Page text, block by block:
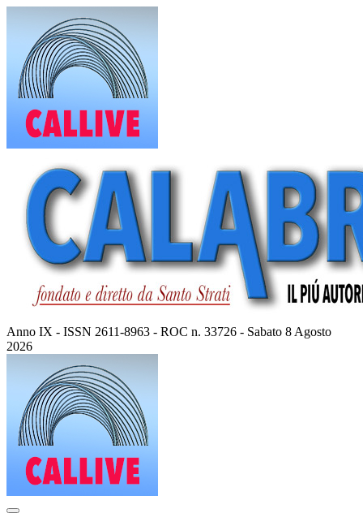
contenuto
Anno IX - ISSN 2611-8963 - ROC n. 33726 - Sabato 8 Agosto
2026